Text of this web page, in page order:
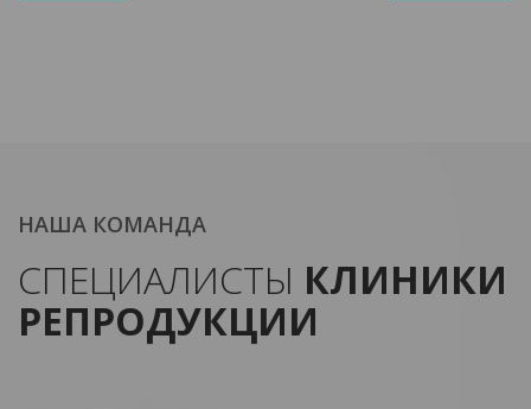
НАША КОМАНДА
СПЕЦИАЛИСТЫ КЛИНИКИ
РЕПРОДУКЦИИ